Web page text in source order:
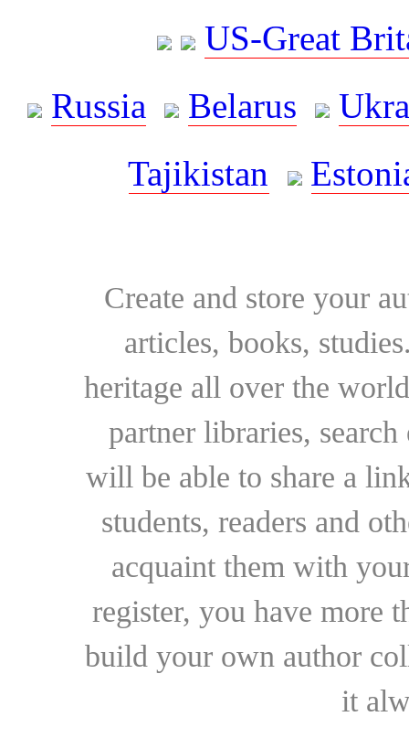
US-Great
Russia
Belarus
Tajikistan
Create and store your
articles, books,
heritage all over the
partner libraries,
will be able to share a
students, readers and
acquaint them with
register, you have more
build your own author
it